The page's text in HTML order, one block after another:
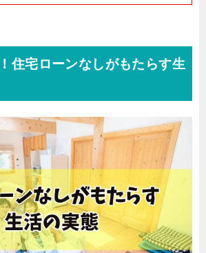
住宅ローンなしがもたらす生